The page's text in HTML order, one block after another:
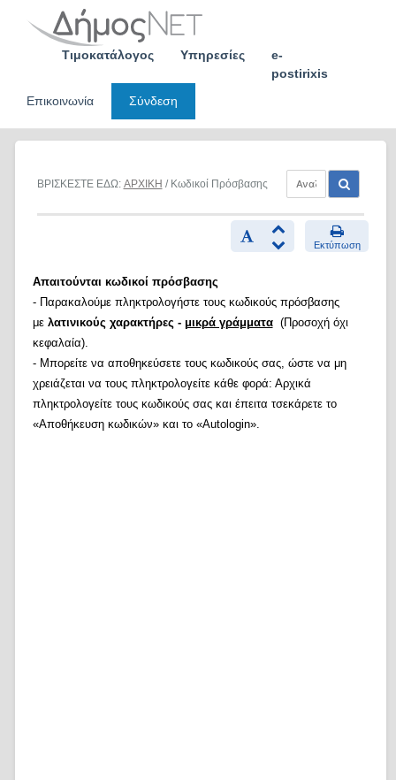
Τιμοκατάλογος Υπηρεσίες
e-
postirixis
Επικοινωνία
Σύνδεση
ΒΡΙΣΚΕΣΤΕ ΕΔΩ: ΑΡΧΙΚΗ / Κωδικοί Πρόσβασης
Εκτύπωση
Απαιτούνται κωδικοί πρόσβασης
- Παρακαλούμε πληκτρολογήστε τους κωδικούς πρόσβασης
με λατινικούς χαρακτήρες - μικρά γράμματα(Προσοχή όχι
κεφαλαία).
- Μπορείτε να αποθηκεύσετε τους κωδικούς σας, ώστε να μη
χρειάζεται να τους πληκτρολογείτε κάθε φορά: Αρχικά
πληκτρολογείτε τους κωδικούς σας και έπειτα τσεκάρετε το
«Αποθήκευση κωδικών» και το «Autologin».